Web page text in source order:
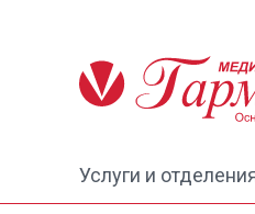
Услуги и